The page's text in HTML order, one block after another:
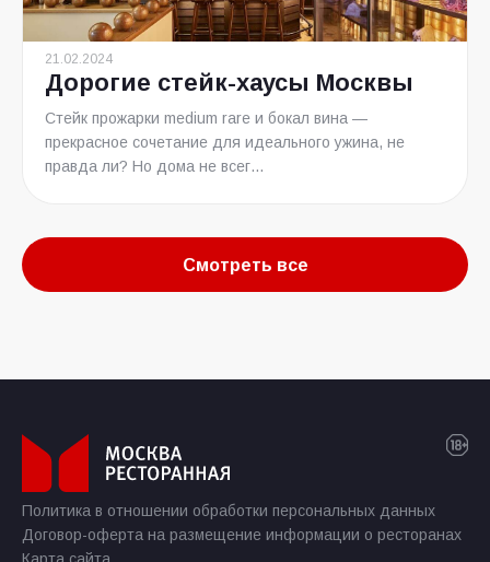
21.02.2024
Дорогие стейк-хаусы Москвы
Стейк прожарки medium rare и бокал вина —
прекрасное сочетание для идеального ужина, не
правда ли? Но дома не всег...
Смотреть все
Политика в отношении обработки персональных данных
Договор-оферта на размещение информации о ресторанах